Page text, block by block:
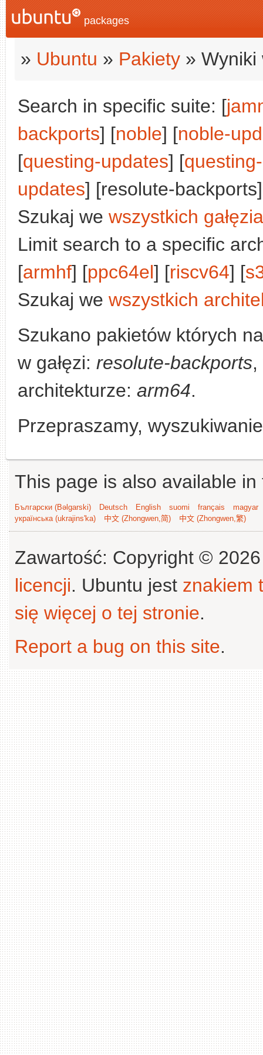
packages
» Ubuntu » Pakiety » Wyniki
Search in specific suite: [
backports] [noble] [noble-
[questing-updates] [
updates] [resolute-
Szukaj we wszystkich
Limit search to a specific
[armhf] [ppc64el] [riscv64] [
Szukaj we wszystkich
Szukano pakietów których
w gałęzi: resolute-backports
architekturze: arm64.
Przepraszamy,
This page is also available
Български (Bəlgarski) Deutsch English suomi français
magyar
українська (ukrajins'ka)
中文 (Zhongwen,简) 中文 (Zhongwen,繁)
Zawartość: Copyright ©
licencji. Ubuntu jest znakiem
się więcej o tej stronie.
Report a bug on this site.